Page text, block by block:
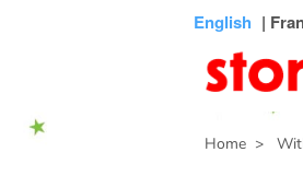
English |
Home >